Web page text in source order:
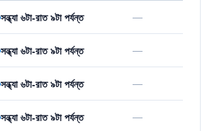
সন্ধ্যা ৬টা-রাত ৯টা পর্যন্ত —
সন্ধ্যা ৬টা-রাত ৯টা পর্যন্ত —
সন্ধ্যা ৬টা-রাত ৯টা পর্যন্ত —
সন্ধ্যা ৬টা-রাত ৯টা পর্যন্ত —